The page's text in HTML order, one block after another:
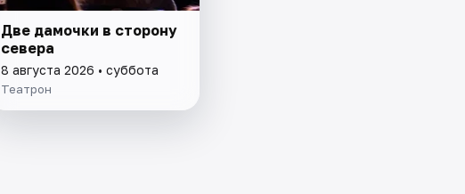
Две дамочки в сторону
севера
8 августа 2026 • суббота
Театрон